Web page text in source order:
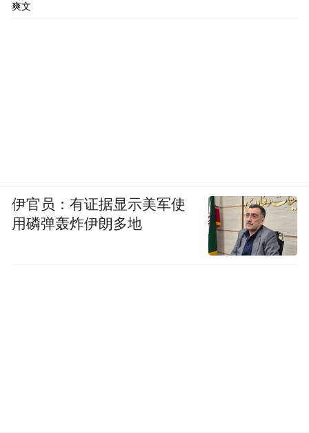
爽文
伊官员：有证据显示美军使
用磷弹轰炸伊朗多地